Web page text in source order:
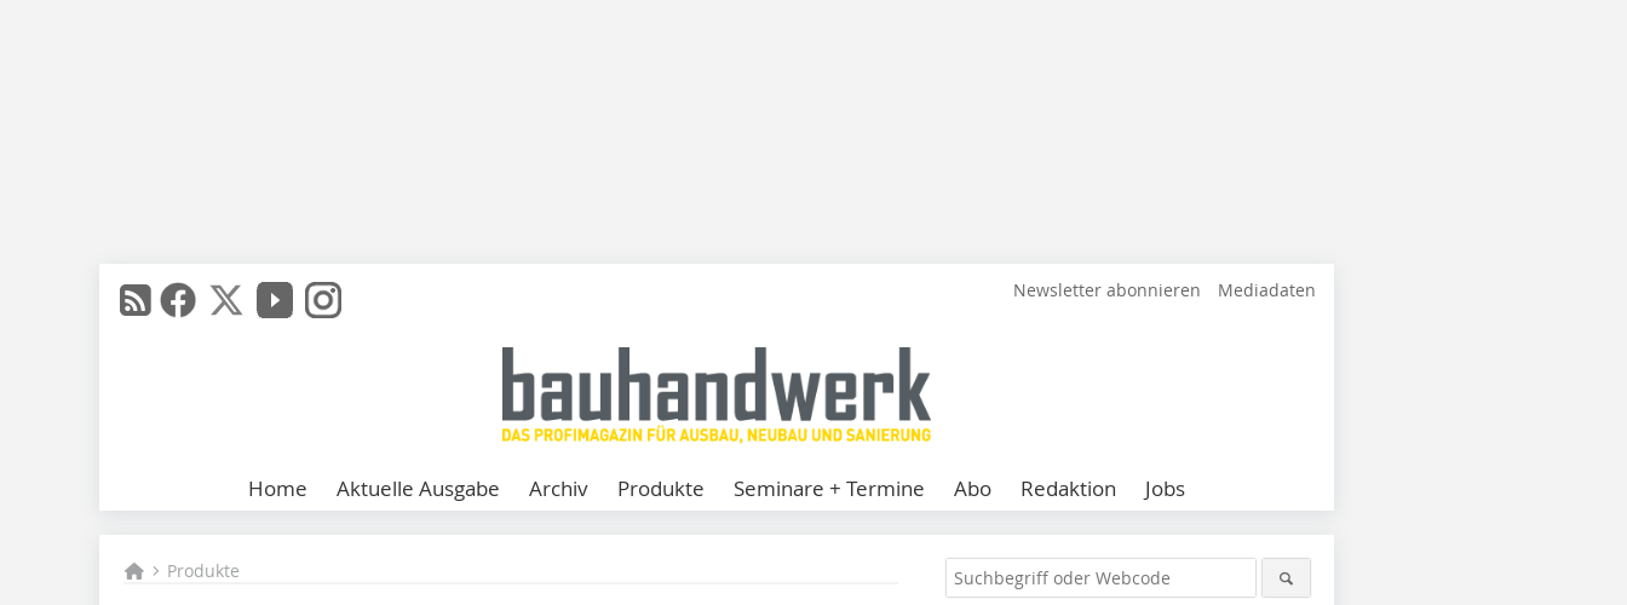
Newsletter abonnieren Mediadaten
Home Aktuelle Ausgabe Archiv Produkte Seminare + Termine Abo Redaktion Jobs
Produkte